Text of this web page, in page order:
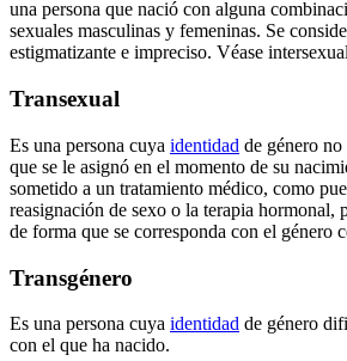
una persona que nació con alguna
sexuales masculinas y femeninas. Se
estigmatizante e impreciso. Véase
Transexual
Es una persona cuya identidad de género
que se le asignó en el momento de su
sometido a un tratamiento médico, como
reasignación de sexo o la terapia hormonal,
de forma que se corresponda con el género
Transgénero
Es una persona cuya identidad de género
con el que ha nacido.